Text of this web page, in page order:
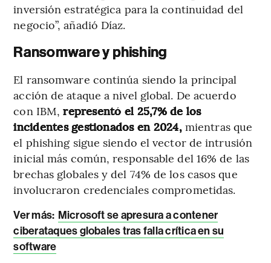
inversión estratégica para la continuidad del
negocio”, añadió Díaz.
Ransomware y phishing
El ransomware continúa siendo la principal
acción de ataque a nivel global. De acuerdo
con IBM,representó el 25,7% de los
incidentes gestionados en 2024,mientras que
el phishing sigue siendo el vector de intrusión
inicial más común, responsable del 16% de las
brechas globales y del 74% de los casos que
involucraron credenciales comprometidas.
Ver más: Microsoft se apresura a contener
ciberataques globales tras falla crítica en su
software